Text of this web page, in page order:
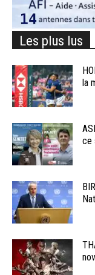
Les plus lus
la
ce